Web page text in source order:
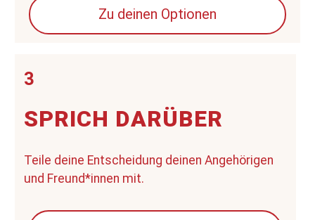
Zu deinen Optionen
3
SPRICH DARÜBER
Teile deine Entscheidung deinen Angehörigen
und Freund*innen mit.